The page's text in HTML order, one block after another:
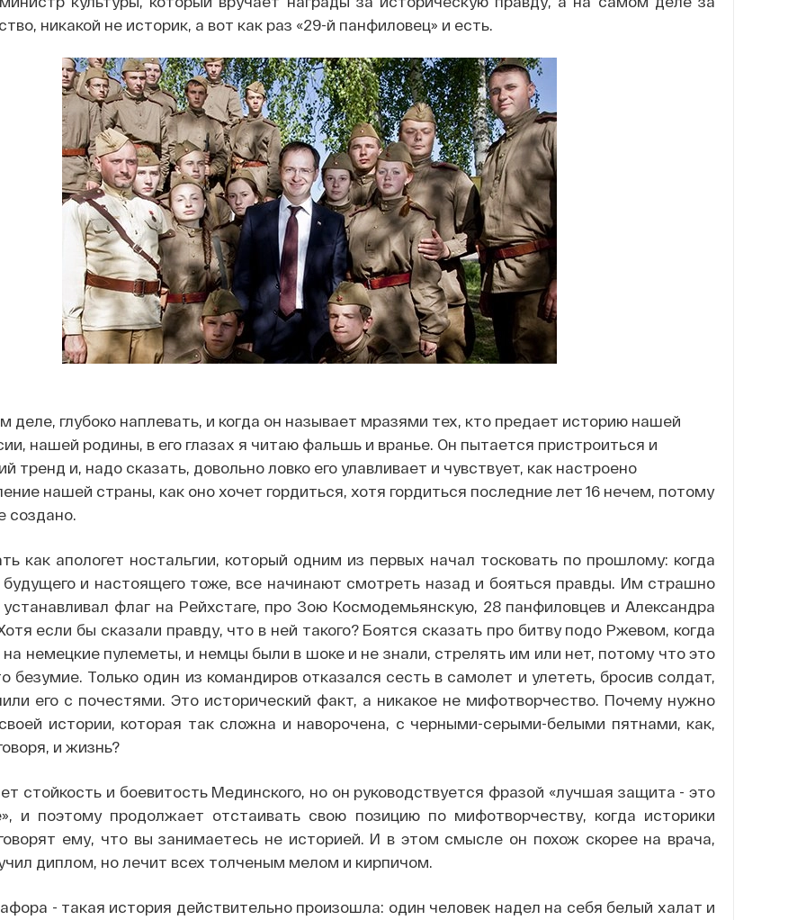
никакой не историк, а вот как раз «29-й панфиловец» и есть.
деле, глубоко наплевать, и когда он называет мразями тех, кто предает историю нашей
нашей родины, в его глазах я читаю фальшь и вранье. Он пытается пристроиться и
тренд и, надо сказать, довольно ловко его улавливает и чувствует, как настроено
нашей страны, как оно хочет гордиться, хотя гордиться последние лет 16 нечем, потому
создано.
как апологет ностальгии, который одним из первых начал тосковать по прошлому: когда
и настоящего тоже, все начинают смотреть назад и бояться правды. Им страшно
устанавливал флаг на Рейхстаге, про Зою Космодемьянскую, 28 панфиловцев и Александра
если бы сказали правду, что в ней такого? Боятся сказать про битву подо Ржевом, когда
немецкие пулеметы, и немцы были в шоке и не знали, стрелять им или нет, потому что это
безумие. Только один из командиров отказался сесть в самолет и улететь, бросив солдат,
его с почестями. Это исторический факт, а никакое не мифотворчество. Почему нужно
истории, которая так сложна и наворочена, с черными-серыми-белыми пятнами, как,
и жизнь?
стойкость и боевитость Мединского, но он руководствуется фразой «лучшая защита - это
и поэтому продолжает отстаивать свою позицию по мифотворчеству, когда историки
ему, что вы занимаетесь не историей. И в этом смысле он похож скорее на врача,
диплом, но лечит всех толченым мелом и кирпичом.
- такая история действительно произошла: один человек надел на себя белый халат и